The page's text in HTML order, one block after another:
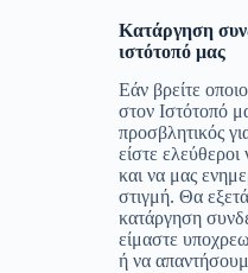
Κατάργηση
ιστότοπό μας
Εάν βρείτε
στον Ιστότοπό
προσβλητικός
είστε ελεύθεροι
και να μας
στιγμή. Θα
κατάργηση
είμαστε
ή να